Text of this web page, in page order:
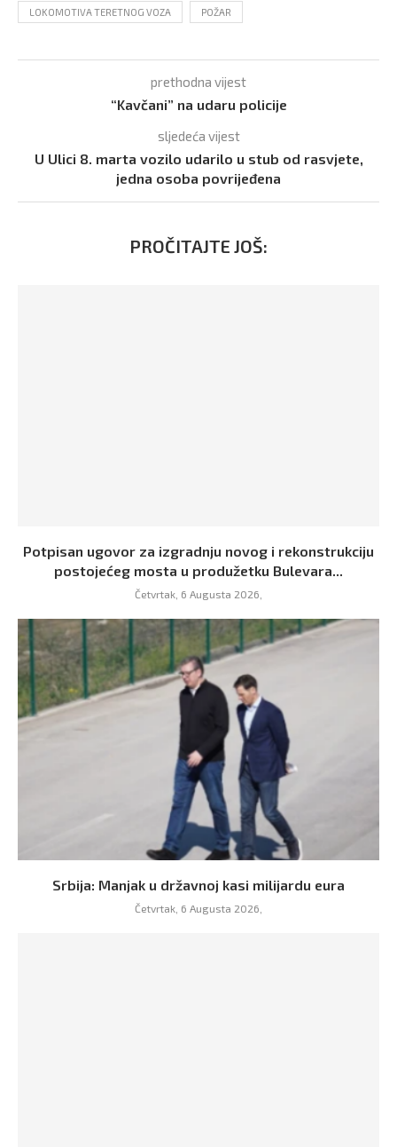
LOKOMOTIVA TERETNOG VOZA POŽAR
prethodna vijest
“Kavčani” na udaru policije
sljedeća vijest
U Ulici 8. marta vozilo udarilo u stub od rasvjete,
jedna osoba povrijeđena
PROČITAJTE JOŠ:
Potpisan ugovor za izgradnju novog i rekonstrukciju
postojećeg mosta u produžetku Bulevara...
Četvrtak, 6 Augusta 2026,
Srbija: Manjak u državnoj kasi milijardu eura
Četvrtak, 6 Augusta 2026,